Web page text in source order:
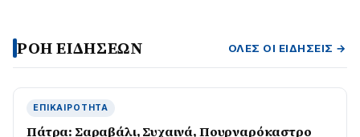
ΡΟΗ ΕΙΔΗΣΕΩΝ ΌΛΕΣ ΟΙ ΕΙΔΉΣΕΙΣ →
ΕΠΙΚΑΙΡΌΤΗΤΑ
Πάτρα: Σαραβάλι, Συχαινά, Πουρναρόκαστρο